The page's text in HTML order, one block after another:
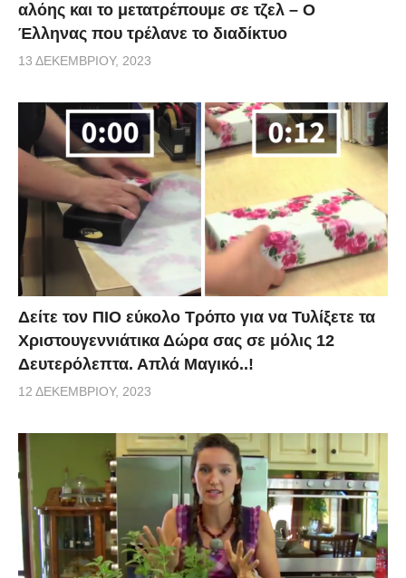
αλόης και το μετατρέπουμε σε τζελ – O
Έλληνας που τρέλανε το διαδίκτυο
13 ΔΕΚΕΜΒΡΊΟΥ, 2023
Δείτε τον ΠΙΟ εύκολο Τρόπο για να Τυλίξετε τα
Χριστουγεννιάτικα Δώρα σας σε μόλις 12
Δευτερόλεπτα. Απλά Μαγικό..!
12 ΔΕΚΕΜΒΡΊΟΥ, 2023